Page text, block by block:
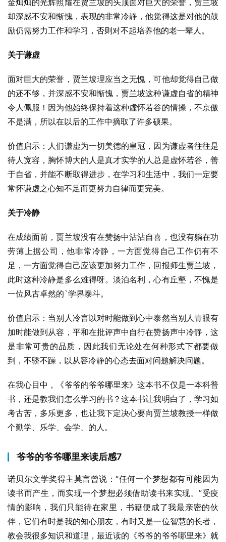
金灿灿的光辉照耀在贾兰坡的头顶面对巨大的荣誉，贾兰坡
却深感不安和惭愧，表现的非常冷静，他觉得这是对他的鼓
励仍需努力工作和学习，否则对不起培养他的老一辈人。
关于谦虚
面对巨大的荣誉，贾兰坡理应当之无愧，可他却觉得自己做
的还不够，并深感不安和惭愧，贾兰坡这种谦虚自省的精神
令人佩服！因为他始终保持着这种虚怀若谷的情操，不京傲
不是满，所以在以后的工作中摘取了许多硕果。
价值启示：人们谦虚为一切美德的皇冠，因为谦虚者往往是
待人宽容，胸怀博大的人是真才实学的人总是虚怀若谷，善
于自省，并能不断取得进步，在学习和生活中，我们一定要
常怀谦虚之心知不足而更努力自律而更完美。
关于冷静
在成绩面前，贾兰坡没有在赞扬中沾沾自喜，也没有躺在功
劳薄上据公司，他非常冷静，一方面觉得自己工作仍有不
足，一方面觉得自己应该更加努力工作，回报师生贾兰坡，
此时这种冷静是多么难得呀。淡泊名利，心有丘壑，不愧是
一位风古卓然的`学界泰斗。
价值启示：当别人冷言以对时能做到心中泰然当别人青眼有
加时能做到从容，平和在批评声中自行在赞扬声中冷静，这
是非常可贵的品质，因此我们无论处在何种形式下都要做
到，不骄不躁，以从容冷静的心态去面对问题解决问题。
在我心目中，《爷爷的爷爷哪里来》这本书不仅是一本科普
书，还是教我们怎么学习的书？这本书让我明白了，学习如
考古苦，多乐更多，也让我下定决心要向贾兰坡教授一样做
个勤学、乐学、会学、的人。
爷爷的爷爷哪里来读后感7
诺贝尔文学奖得主莫言曾说：“任何一个梦想都有可能因为
读书而产生，而实现一个梦想必须借助读书来实现。”受疫
情的影响，我们只能待在家里，书籍便成了我最亲密的伙
伴，它们有时是我的知心朋友，有时又是一位智慧的长者，
教会我很多知识和道理，最近读的《爷爷的爷爷哪里来》就